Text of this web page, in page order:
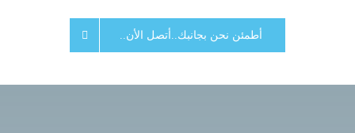
أطمئن نحن بجانبك..أتصل الأن..